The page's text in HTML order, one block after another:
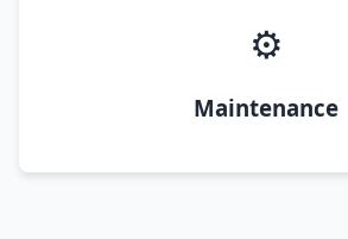
⚙️
Maintenance